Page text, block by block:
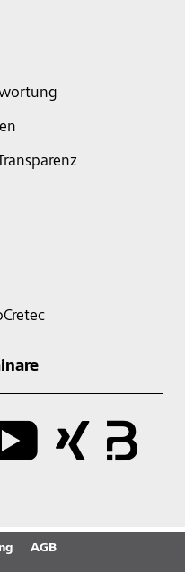
AGB